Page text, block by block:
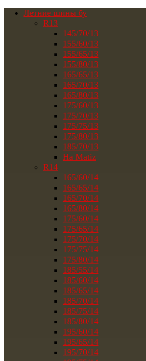
Летние шины бу
R13
145/70/13
155/60/13
155/65/13
155/80/13
165/65/13
165/70/13
165/80/13
175/60/13
175/70/13
175/75/13
175/80/13
185/70/13
На Matiz
R14
165/60/14
165/65/14
165/70/14
165/80/14
175/60/14
175/65/14
175/70/14
175/75/14
175/80/14
185/55/14
185/60/14
185/65/14
185/70/14
185/75/14
185/80/14
195/60/14
195/65/14
195/70/14